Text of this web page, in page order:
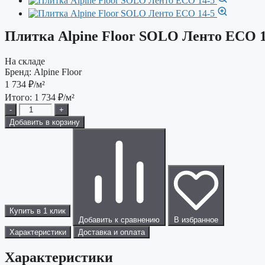
Плитка Alpine Floor SOLO Ленто ЕСО
На складе
Бренд: Alpine Floor
1 734 ₽/м²
Итого: 1 734 ₽/м²
-
+
Добавить в корзину
Купить в 1 клик
Добавить к сравнению
В избранное
Характеристики
Доставка и оплата
Характеристики